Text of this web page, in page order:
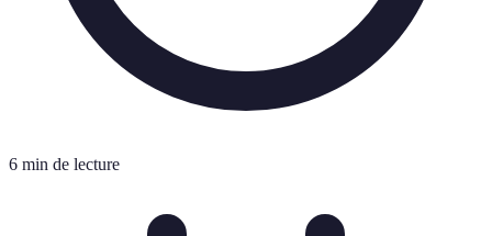
6 min de lecture